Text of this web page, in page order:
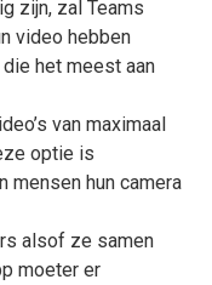
zijn, zal Teams
video hebben
het meest aan
van maximaal
optie is
mensen hun camera
alsof ze samen
moeter er